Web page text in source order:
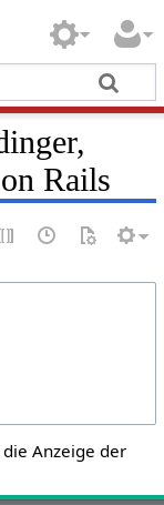
Rails
Anzeige der